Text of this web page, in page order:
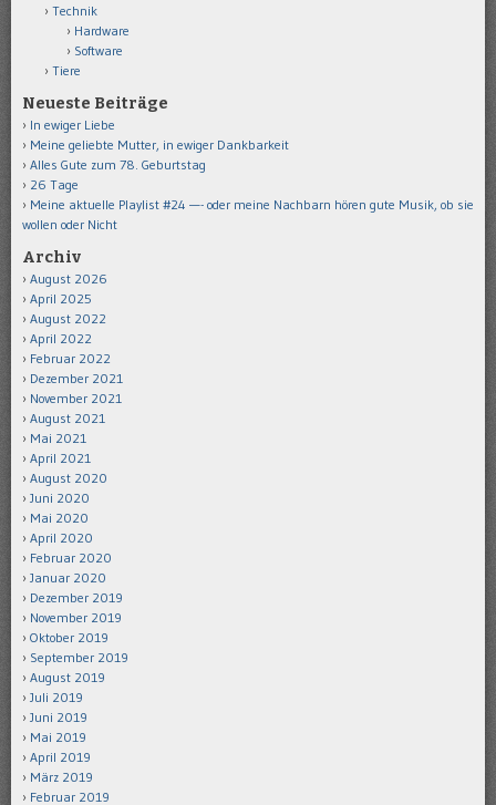
Technik
Hardware
Software
Tiere
Neueste Beiträge
In ewiger Liebe
Meine geliebte Mutter, in ewiger Dankbarkeit
Alles Gute zum 78. Geburtstag
26 Tage
Meine aktuelle Playlist #24 —- oder meine Nachbarn hören gute Musik, ob sie
wollen oder Nicht
Archiv
August 2026
April 2025
August 2022
April 2022
Februar 2022
Dezember 2021
November 2021
August 2021
Mai 2021
April 2021
August 2020
Juni 2020
Mai 2020
April 2020
Februar 2020
Januar 2020
Dezember 2019
November 2019
Oktober 2019
September 2019
August 2019
Juli 2019
Juni 2019
Mai 2019
April 2019
März 2019
Februar 2019